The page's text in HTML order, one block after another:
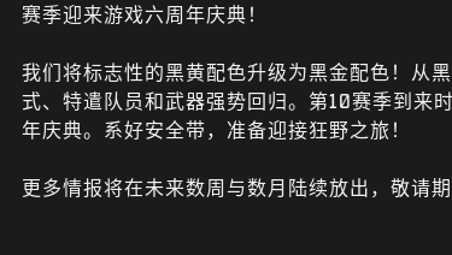
赛季迎来游戏六周年庆典！
我们将标志性的黑黄配色升级为黑金配色！从
式、特遣队员和武器强势回归。第10赛季到来
年庆典。系好安全带，准备迎接狂野之旅！
更多情报将在未来数周与数月陆续放出，敬请